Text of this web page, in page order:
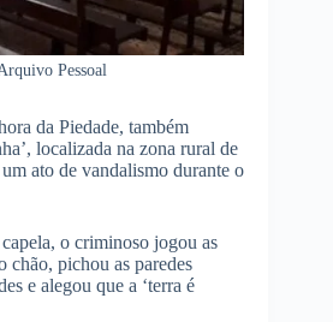
Pessoal
da Piedade, também
localizada na zona rural de
ato de vandalismo durante o
o criminoso jogou as
chão, pichou as paredes
e alegou que a ‘terra é